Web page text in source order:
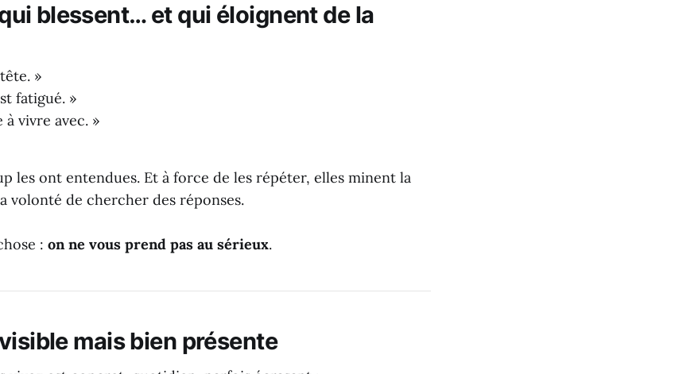
blessent… et qui éloignent de la
»
fatigué. »
vivre avec. »
les ont entendues. Et à force de les répéter, elles minent la
volonté de chercher des réponses.
: on ne vous prend pas au sérieux.
mais bien présente